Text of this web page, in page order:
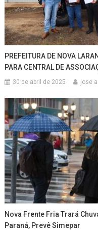
PREFEITURA DE NOVA
PARA CENTRAL DE
30 de abril de 2025 jose
Nova Frente Fria Trará
Paraná, Prevê Simepar